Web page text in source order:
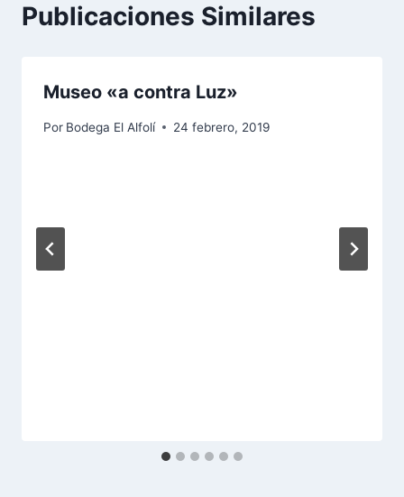
Publicaciones Similares
Museo «a contra Luz»
Por Bodega El Alfolí 24 febrero, 2019